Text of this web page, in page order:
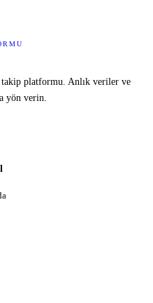
platformu. Anlık veriler ve
yön verin.